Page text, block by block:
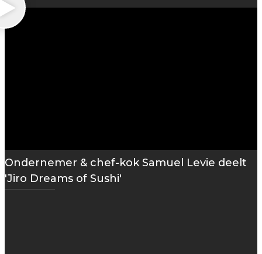
Ondernemer & chef-kok Samuel Levie deelt
'Jiro Dreams of Sushi'